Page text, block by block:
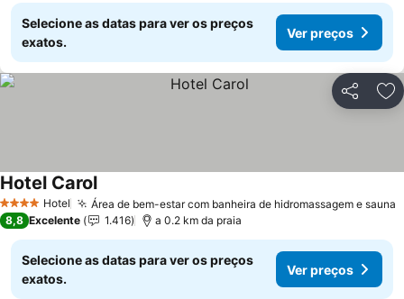
Selecione as datas para ver os preços
exatos.
Ver preços
Partilhar
4 EstrelasHotel Área de bem-estar com banheira de hidromassagem e sauna
Hotel CarolVer preços
8,8 Excelente 1.416 a 0.2 km da praia
Selecione as datas para ver os preços
exatos.
Ver preços